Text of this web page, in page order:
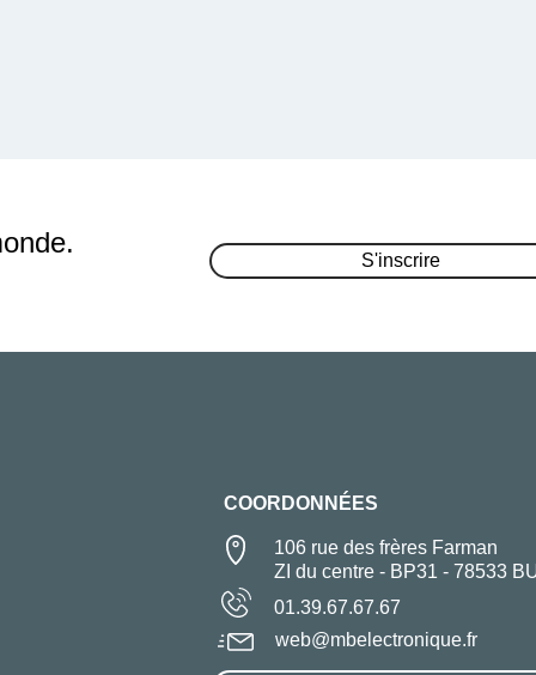
S'inscrire
COORDONNÉES
106 rue des frères Farman
ZI du centre - BP31 - 78533
01.39.67.67.67
web@mbelectronique.fr